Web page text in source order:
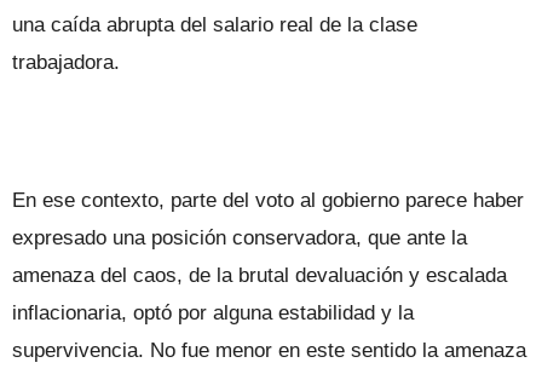
una caída abrupta del salario real de la clase
trabajadora.
En ese contexto, parte del voto al gobierno parece haber
expresado una posición conservadora, que ante la
amenaza del caos, de la brutal devaluación y escalada
inflacionaria, optó por alguna estabilidad y la
supervivencia. No fue menor en este sentido la amenaza